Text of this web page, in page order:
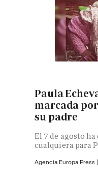
Paula
marcada
su padre
El 7 de agosto
cualquiera para
Agencia Europa Press |